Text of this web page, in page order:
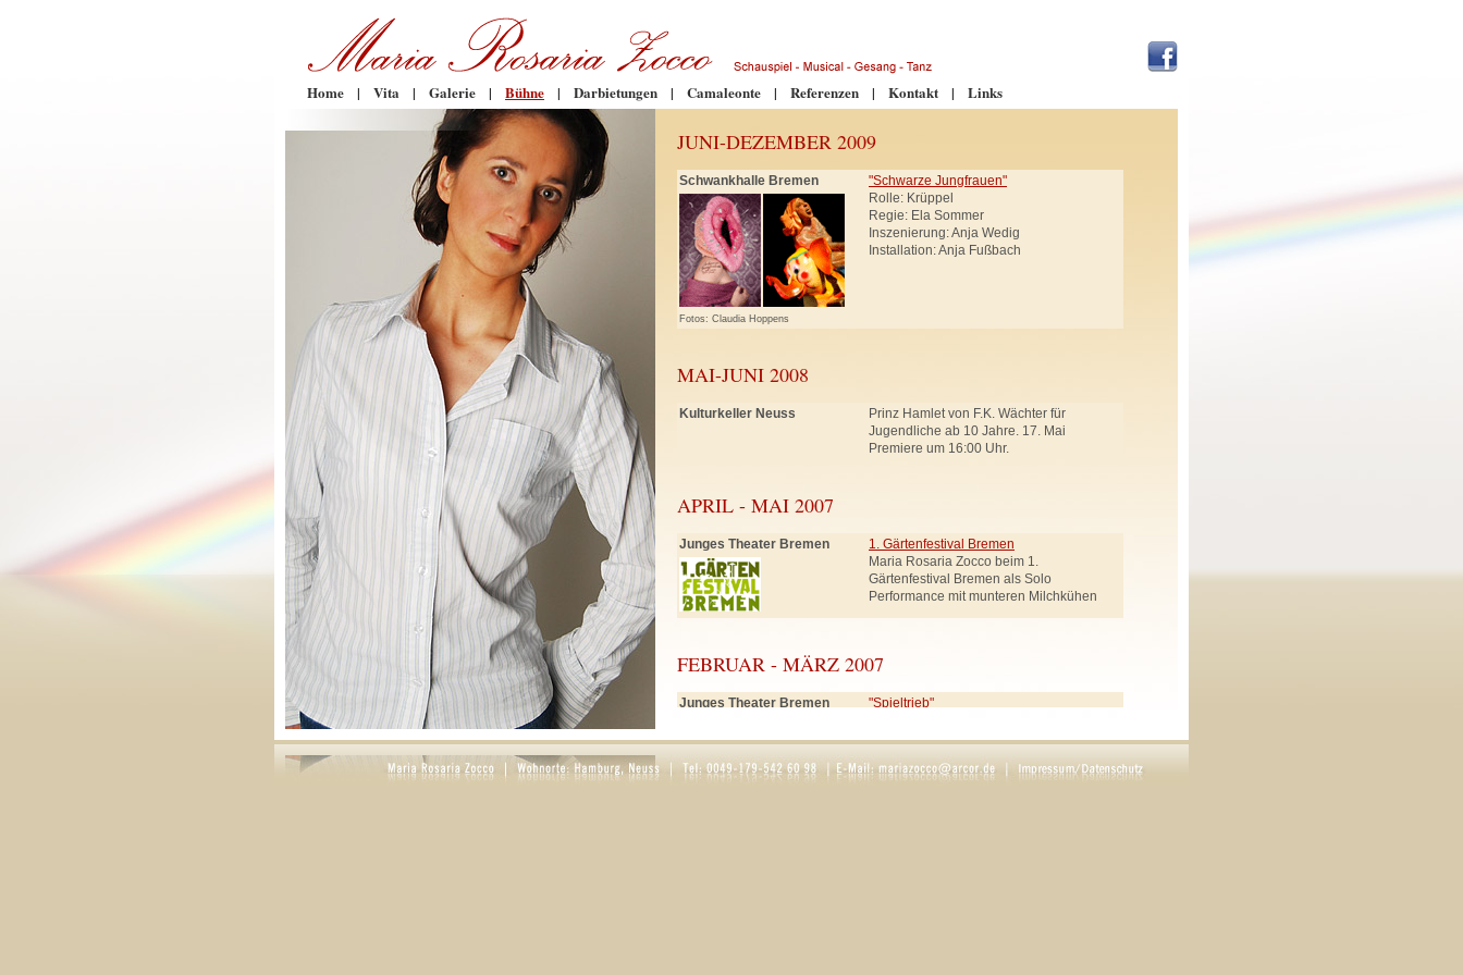
Home | Vita | Galerie | Bühne | Darbietungen | Camaleonte | Referenzen | Kontakt | Links
JUNI-DEZEMBER 2009
Schwankhalle Bremen
Fotos: Claudia Hoppens
"Schwarze Jungfrauen"
Rolle: Krüppel
Regie: Ela Sommer
Inszenierung: Anja Wedig
Installation: Anja Fußbach
MAI-JUNI 2008
Kulturkeller Neuss
Prinz Hamlet von F.K. Wächter für
Jugendliche ab 10 Jahre. 17. Mai
Premiere um 16:00 Uhr.
APRIL - MAI 2007
Junges Theater Bremen
1. Gärtenfestival Bremen
Maria Rosaria Zocco beim 1.
Gärtenfestival Bremen als Solo
Performance mit munteren Milchkühen
FEBRUAR - MÄRZ 2007
Junges Theater Bremen
"Spieltrieb"
Schneewittchen, Regie: Carsten Werner